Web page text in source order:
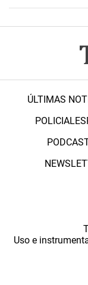
ÚLTIMAS
POLICIALES
Uso e